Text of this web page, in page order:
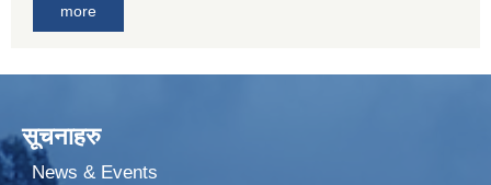
more
सूचनाहरु
News & Events